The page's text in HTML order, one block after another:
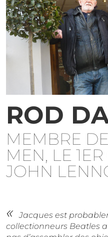
ROD
MEMBRE
MEN, LE
JOHN
Jacques est
collectionneurs Beatles